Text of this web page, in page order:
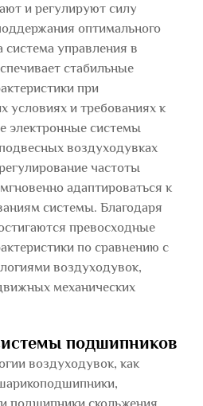
и регулируют силу
оптимального
управления в
стабильные
при
условиях и требованиях к
электронные системы
воздуходувках
частоты
адаптироваться к
системы. Благодаря
превосходные
по сравнению с
воздуходувок,
механических
подшипников
воздуходувок, как